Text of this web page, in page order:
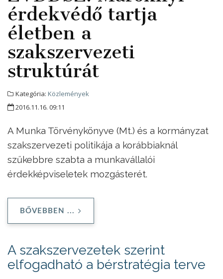
érdekvédő tartja
életben a
szakszervezeti
struktúrát
Kategória: Közlemények
2016.11.16. 09:11
A Munka Törvénykönyve (Mt.) és a kormányzat
szakszervezeti politikája a korábbiaknál
szűkebbre szabta a munkavállalói
érdekképviseletek mozgásterét.
BŐVEBBEN ...
A szakszervezetek szerint
elfogadható a bérstratégia terve